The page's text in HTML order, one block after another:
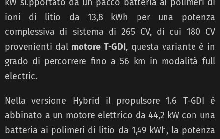
kW supportato da un pacco batteria ai polimeri di
ioni di litio da 13,8 kWh per una potenza
complessiva di sistema di 265 CV, di cui 180 CV
provenienti dal motore T-GDI, questa variante è in
grado di percorrere fino a 56 km in modalità full
electric.
Nella versione Hybrid il propulsore 1.6 T-GDI è
abbinato a un motore elettrico da 44,2 kW con una
batteria ai polimeri di litio da 1,49 kWh, la potenza